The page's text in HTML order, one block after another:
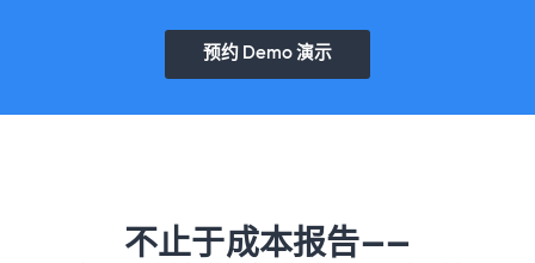
预约 Demo 演示
不止于成本报告——